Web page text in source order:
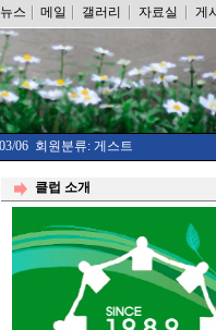
뉴스 메일 갤러리 자료실 게
06 회원분류: 게스트
클럽 소개